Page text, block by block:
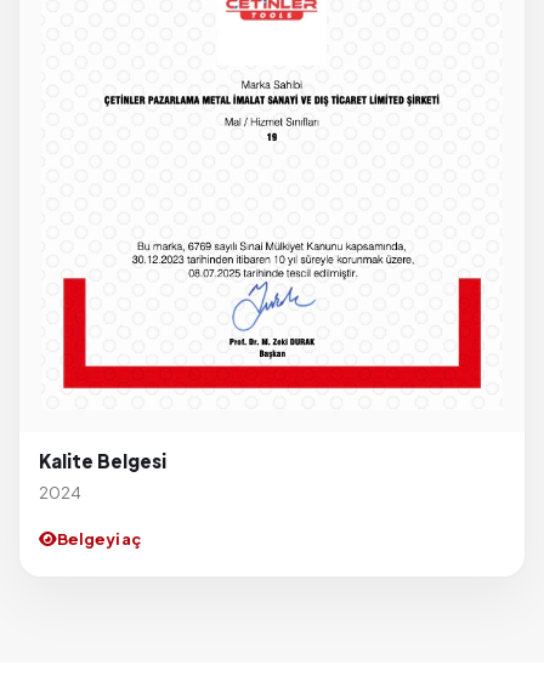
Kalite Belgesi
2024
Belgeyi aç